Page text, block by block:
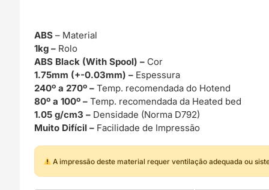
ABS– Material
1kg – Rolo
ABS Black (With Spool) –Cor
1.75mm (+-0.03mm) – Espessura
240º a 270º –Temp. recomendada do Hotend
80º a 100º –Temp. recomendada da Heated bed
1.05 g/cm3 – Densidade (Norma D792)
Muito Difícil – Facilidade de Impressão
A impressão deste material requer ventilação adequada ou